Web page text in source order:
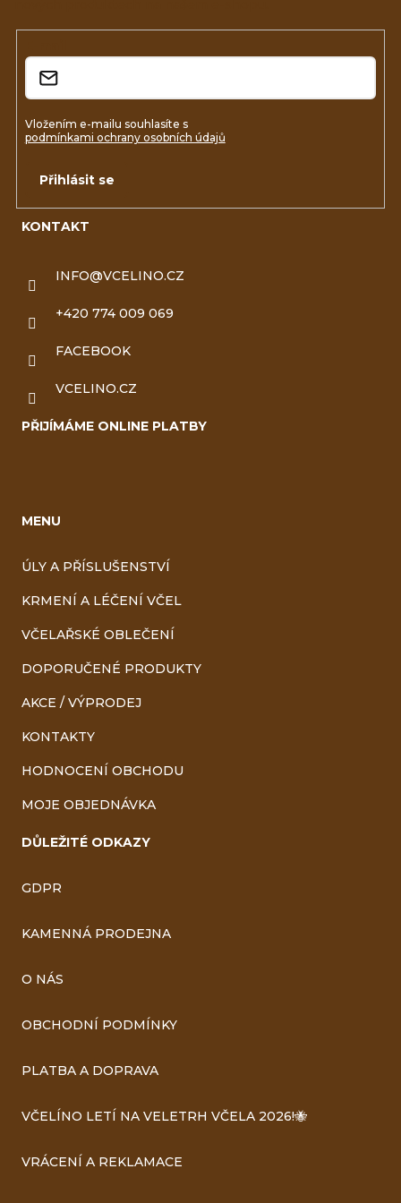
KONTAKT
INFO@VCELINO.CZ
+420 774 009 069
FACEBOOK
VCELINO.CZ
PŘIJÍMÁME ONLINE PLATBY
MENU
ÚLY A PŘÍSLUŠENSTVÍ
KRMENÍ A LÉČENÍ VČEL
VČELAŘSKÉ OBLEČENÍ
DOPORUČENÉ PRODUKTY
AKCE / VÝPRODEJ
KONTAKTY
HODNOCENÍ OBCHODU
MOJE OBJEDNÁVKA
DŮLEŽITÉ ODKAZY
GDPR
KAMENNÁ PRODEJNA
O NÁS
OBCHODNÍ PODMÍNKY
PLATBA A DOPRAVA
VČELÍNO LETÍ NA VELETRH VČELA 2026!🐝
VRÁCENÍ A REKLAMACE
Vložením e-mailu souhlasíte s
podmínkami ochrany osobních údajů
Přihlásit se